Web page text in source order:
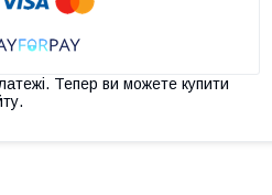
Тепер ви можете купити